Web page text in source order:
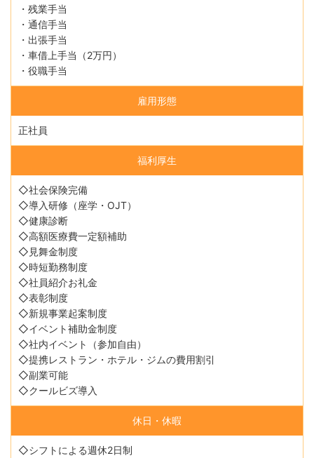
・残業手当
・通信手当
・出張手当
・車借上手当（2万円）
・役職手当
雇用形態
正社員
福利厚生
◇社会保険完備
◇導入研修（座学・OJT）
◇健康診断
◇高額医療費一定額補助
◇見舞金制度
◇時短勤務制度
◇社員紹介お礼金
◇表彰制度
◇新規事業起案制度
◇イベント補助金制度
◇社内イベント（参加自由）
◇提携レストラン・ホテル・ジムの費用割引
◇副業可能
◇クールビズ導入
休日・休暇
◇シフトによる週休2日制